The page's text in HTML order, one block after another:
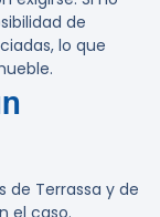
de
lo que
de Terrassa y de